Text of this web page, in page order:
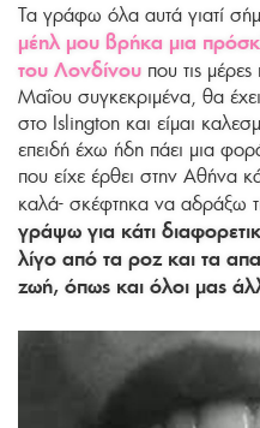
Τα γράφω όλα αυτά γιατί
μέηλ μου βρήκα μια
του Λονδίνου που τις
Μαΐου συγκεκριμένα, θα
στο Islington και είμαι
επειδή έχω ήδη πάει μια
που είχε έρθει στην Αθήνα
καλά- σκέφτηκα να αδράξω
γράψω για κάτι
λίγο από τα ροζ και τα
ζωή, όπως και όλοι μας